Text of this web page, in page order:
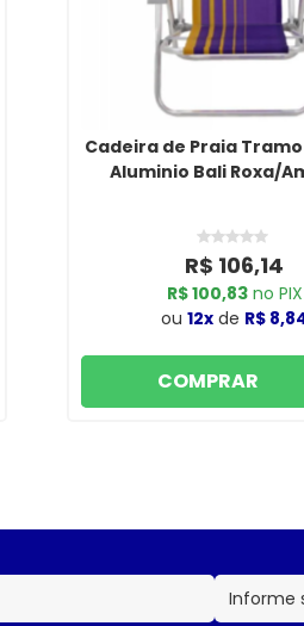
Cadeira de Praia
Aluminio Bali Roxa/
R$ 106,14
R$ 100,83no PIX
ou 12x de R$
COMPRAR